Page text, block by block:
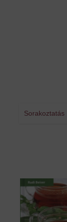
Sorakoztatás